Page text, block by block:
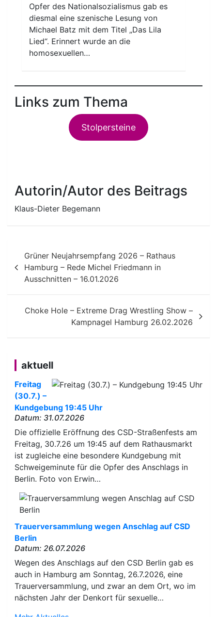
Opfer des Nationalsozialismus gab es
diesmal eine szenische Lesung von
Michael Batz mit dem Titel „Das Lila
Lied“. Erinnert wurde an die
homosexuellen…
Links zum Thema
Stolpersteine
Autorin/Autor des Beitrags
Klaus-Dieter Begemann
Beitragsnavigation
Grüner Neujahrsempfang 2026 – Rathaus
Hamburg – Rede Michel Friedmann in
Ausschnitten – 16.01.2026
Choke Hole – Extreme Drag Wrestling Show –
Kampnagel Hamburg 26.02.2026
aktuell
Freitag
(30.7.) –
Kundgebung 19:45 Uhr
Datum: 31.07.2026
Die offizielle Eröffnung des CSD-Straßenfests am
Freitag, 30.7.26 um 19:45 auf dem Rathausmarkt
ist zugleiche eine besondere Kundgebung mit
Schweigeminute für die Opfer des Anschlags in
Berlin. Foto von Erwin…
Trauerversammlung wegen Anschlag auf CSD
Berlin
Datum: 26.07.2026
Wegen des Anschlags auf den CSD Berlin gab es
auch in Hamburg am Sonntag, 26.7.2026, eine
Trauerversammlung, und zwar an dem Ort, wo im
nächsten Jahr der Denkort für sexuelle…